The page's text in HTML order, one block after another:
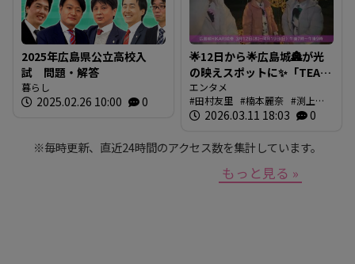
2025年広島県公立高校入
試 問題・解答
暮らし
2025.02.26 10:00 0
🌟12日から🌟広島城🏯が光
の映えスポットに✨「TEAM
SHIRO」始動
❗【BUTSUBUTSU2】
エンタメ
田村友里
楠本麗奈
渕上沙
紀
新本穂乃佳 イマナマ
2026.03.11 18:03 0
※毎時更新、直近24時間のアクセス数を集計しています。
もっと見る »